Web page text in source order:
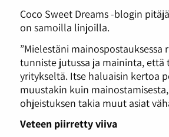
Coco Sweet Dreams -blogin pitäjä
on samoilla linjoilla.
”Mielestäni mainospostauksessa
tunniste jutussa ja maininta, että
yritykseltä. Itse haluaisin kertoa
muustakin kuin
ohjeistuksen takia muut asiat
Veteen piirretty viiva